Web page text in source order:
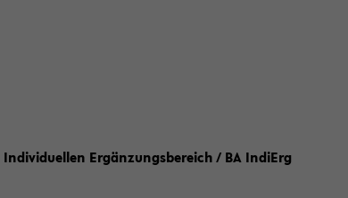
Ergänzungsbereich / BA IndiErg